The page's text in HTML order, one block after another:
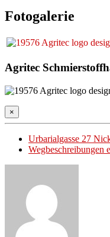
Fotogalerie
Agritec
×
Urbarialgasse 27
Wegbeschreibungen